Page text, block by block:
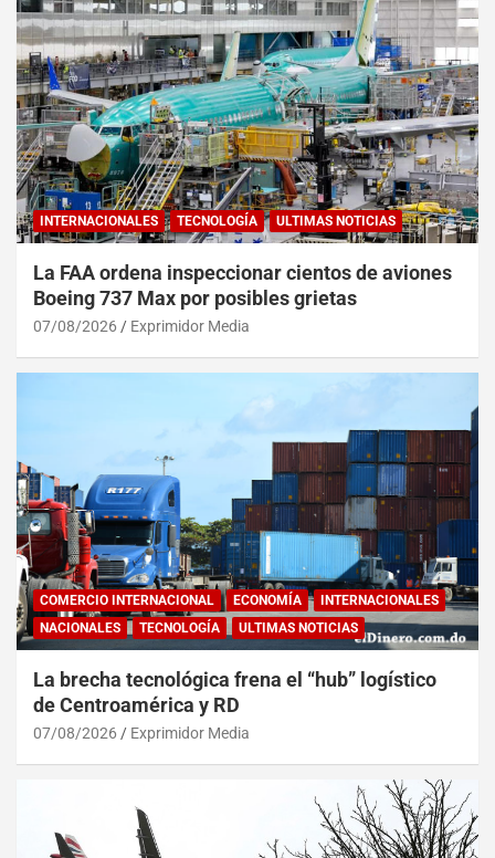
INTERNACIONALES TECNOLOGÍA ULTIMAS NOTICIAS
La FAA ordena inspeccionar cientos de aviones
Boeing 737 Max por posibles grietas
07/08/2026 Exprimidor Media
COMERCIO INTERNACIONAL ECONOMÍA
INTERNACIONALES
NACIONALES
TECNOLOGÍA ULTIMAS NOTICIAS
La brecha tecnológica frena el “hub” logístico
de Centroamérica y RD
07/08/2026 Exprimidor Media